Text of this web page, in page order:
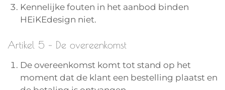
Kennelijke fouten in het aanbod binden
HEiKEdesign niet.
Artikel 5 – De overeenkomst
De overeenkomst komt tot stand op het
moment dat de klant een bestelling plaatst en